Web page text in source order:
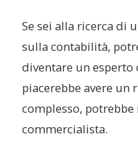
Se sei alla ricerca di
sulla contabilità,
diventare un esperto
piacerebbe avere un
complesso,
commercialista.